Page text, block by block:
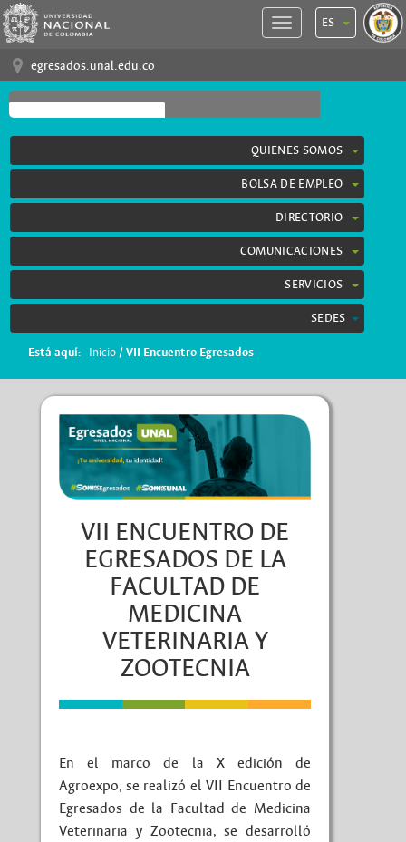
ES
egresados.unal.edu.co
QUIENES SOMOS
BOLSA DE EMPLEO
DIRECTORIO
COMUNICACIONES
SERVICIOS
SEDES
Está aquí: Inicio /VII Encuentro Egresados
VII ENCUENTRO DE
EGRESADOS DE LA
FACULTAD DE
MEDICINA
VETERINARIA Y
ZOOTECNIA
En el marco de la X edición de
Agroexpo, se realizó el VII Encuentro de
Egresados de la Facultad de Medicina
Veterinaria y Zootecnia, se desarrolló